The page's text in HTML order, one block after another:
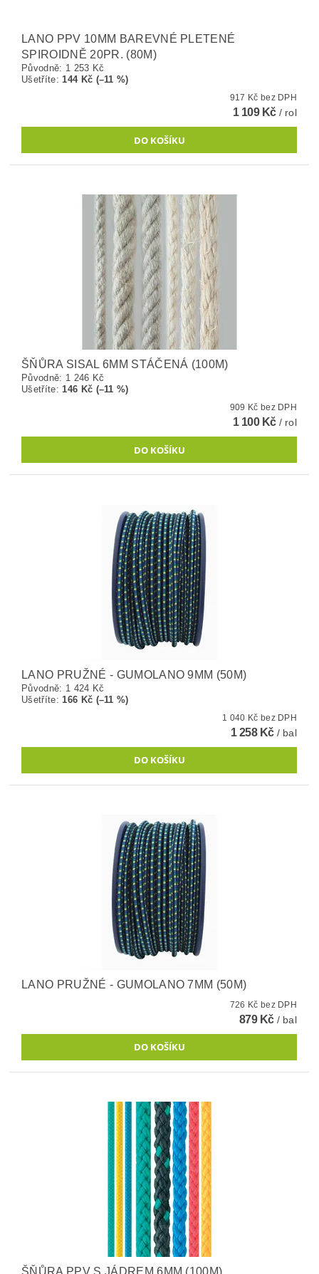
LANO PPV 10MM BAREVNÉ PLETENÉ
SPIROIDNĚ 20PR. (80M)
Původně: 1 253 Kč
Ušetříte:144 Kč (–11 %)
917 Kč bez DPH
1 109 Kč / rol
ŠŇŮRA SISAL 6MM STÁČENÁ (100M)
Původně: 1 246 Kč
Ušetříte:146 Kč (–11 %)
909 Kč bez DPH
1 100 Kč / rol
LANO PRUŽNÉ - GUMOLANO 9MM (50M)
Původně: 1 424 Kč
Ušetříte: 166 Kč (–11 %)
1 040 Kč bez DPH
1 258 Kč / bal
LANO PRUŽNÉ - GUMOLANO 7MM (50M)
726 Kč bez DPH
879 Kč / bal
ŠŇŮRA PPV S JÁDREM 6MM (100M)